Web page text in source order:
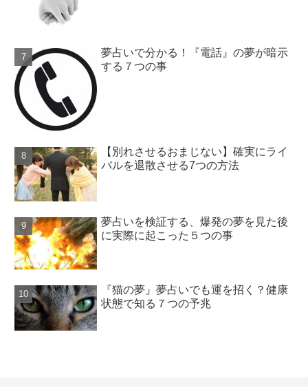
夢占いで分かる！『電話』の夢が暗示
する７つの事
【別れさせるおまじない】確実にライ
バルを退散させる7つの方法
夢占いを検証する、爆発の夢を見た後
に実際に起こった５つの事
『猫の夢』夢占いでも運を招く？健康
状態で知る７つの予兆